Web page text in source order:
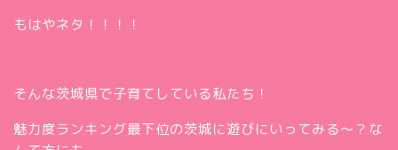
もはやネタ！！！！
そんな茨城県で子育てしている私たち！
魅力度ランキング最下位の茨城に遊びにいってみる～？な